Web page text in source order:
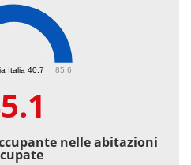
Italia 40.7 85.6
nelle abitazioni